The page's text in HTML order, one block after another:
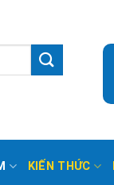
KIẾN THỨC